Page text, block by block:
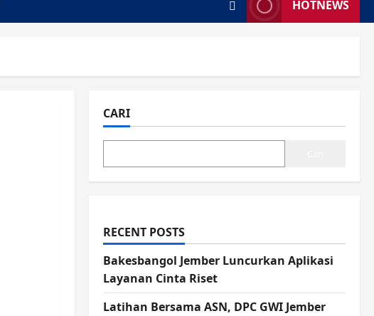
HOTNEWS
CARI
RECENT POSTS
Bakesbangol Jember Luncurkan Aplikasi
Layanan Cinta Riset
Latihan Bersama ASN, DPC GWI Jember